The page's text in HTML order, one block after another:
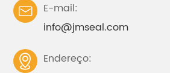

E-mail:
info@jmseal.com

Endereço: